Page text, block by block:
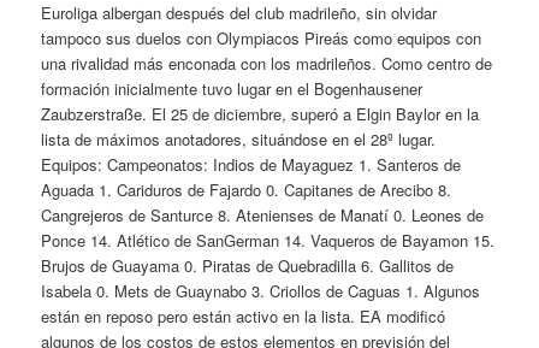
Euroliga albergan después del club madrileño, sin olvidar
tampoco sus duelos con Olympiacos Pireás como equipos con
una rivalidad más enconada con los madrileños. Como centro de
formación inicialmente tuvo lugar en el Bogenhausener
Zaubzerstraße. El 25 de diciembre, superó a Elgin Baylor en la
lista de máximos anotadores, situándose en el 28º lugar.
Equipos: Campeonatos: Indios de Mayaguez 1. Santeros de
Aguada 1. Cariduros de Fajardo 0. Capitanes de Arecibo 8.
Cangrejeros de Santurce 8. Atenienses de Manatí 0. Leones de
Ponce 14. Atlético de SanGerman 14. Vaqueros de Bayamon 15.
Brujos de Guayama 0. Piratas de Quebradilla 6. Gallitos de
Isabela 0. Mets de Guaynabo 3. Criollos de Caguas 1. Algunos
están en reposo pero están activo en la lista. EA modificó
algunos de los costos de estos elementos en previsión del